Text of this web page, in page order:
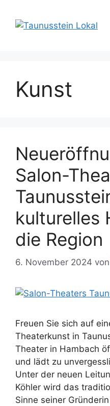
Inhalt
springen
Kunst
Salon-
kulturelles
die Region
6. November 2024 von
Freuen Sie sich auf
Theaterkunst in
Theater in Hambach
und lädt zu
Unter der neuen
Köhler wird das
Sinne seiner